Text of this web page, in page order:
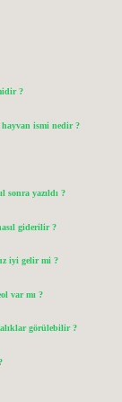
?
hayvan ismi nedir ?
sonra yazıldı ?
giderilir ?
iyi gelir mi ?
var mı ?
görülebilir ?